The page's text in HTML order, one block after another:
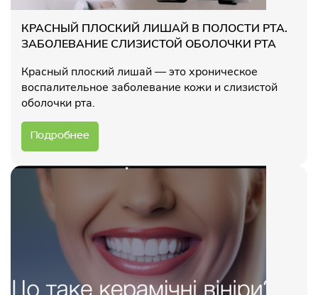
КРАСНЫЙ ПЛОСКИЙ ЛИШАЙ В ПОЛОСТИ РТА.
ЗАБОЛЕВАНИЕ СЛИЗИСТОЙ ОБОЛОЧКИ РТА
Красный плоский лишай — это хроническое
воспалительное заболевание кожи и слизистой
оболочки рта.
Подробнее